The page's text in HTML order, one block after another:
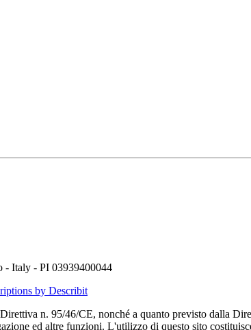
- Italy - PI 03939400044
by Describit
n. 95/46/CE, nonché a quanto previsto dalla
ed altre funzioni. L'utilizzo di questo sito